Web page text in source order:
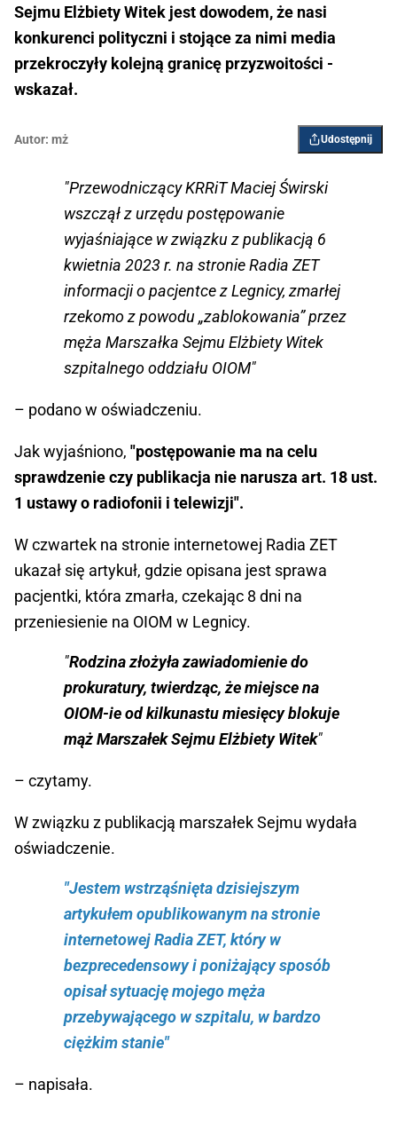
Sejmu Elżbiety Witek jest dowodem, że nasi
konkurenci polityczni i stojące za nimi media
przekroczyły kolejną granicę przyzwoitości -
wskazał.
Autor: mż Udostępnij
"Przewodniczący KRRiT Maciej Świrski
wszczął z urzędu postępowanie
wyjaśniające w związku z publikacją 6
kwietnia 2023 r. na stronie Radia ZET
informacji o pacjentce z Legnicy, zmarłej
rzekomo z powodu „zablokowania” przez
męża Marszałka Sejmu Elżbiety Witek
szpitalnego oddziału OIOM"
– podano w oświadczeniu.
Jak wyjaśniono, "postępowanie ma na celu
sprawdzenie czy publikacja nie narusza art. 18 ust.
1 ustawy o radiofonii i telewizji".
W czwartek na stronie internetowej Radia ZET
ukazał się artykuł, gdzie opisana jest sprawa
pacjentki, która zmarła, czekając 8 dni na
przeniesienie na OIOM w Legnicy.
"Rodzina złożyła zawiadomienie do
prokuratury, twierdząc, że miejsce na
OIOM-ie od kilkunastu miesięcy blokuje
mąż Marszałek Sejmu Elżbiety Witek"
– czytamy.
W związku z publikacją marszałek Sejmu wydała
oświadczenie.
"Jestem wstrząśnięta dzisiejszym
artykułem opublikowanym na stronie
internetowej Radia ZET, który w
bezprecedensowy i poniżający sposób
opisał sytuację mojego męża
przebywającego w szpitalu, w bardzo
ciężkim stanie"
– napisała.